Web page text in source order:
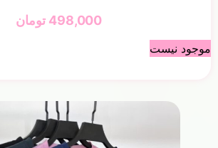
498,000 تومان
موجود نیست